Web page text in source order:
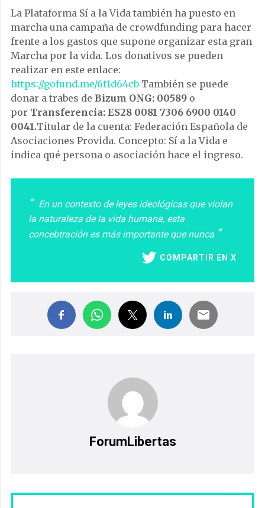
La Plataforma Sí a la Vida también ha puesto en
marcha una campaña de crowdfunding para hacer
frente a los gastos que supone organizar esta gran
Marcha por la vida. Los donativos se pueden
realizar en este enlace:
https://gofund.me/6f1d64cb También se puede
donar a trabes de Bizum ONG: 00589 o
por Transferencia: ES28 0081 7306 6900 0140
0041.Titular de la cuenta: Federación Española de
Asociaciones Provida. Concepto: Sí a la Vida e
indica qué persona o asociación hace el ingreso.
En un contexto de leyes ideológicas que violan
la naturaleza de la vida humana, esta
concebtración es más importante que nunca
COMPARTIR EN X
ForumLibertas